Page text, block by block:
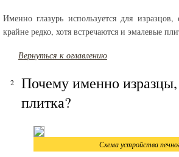
Именно глазурь используется для
крайне редко, хотя встречаются и эмалевые
Вернуться к оглавлению
Почему именно
плитка?
Схема устройства